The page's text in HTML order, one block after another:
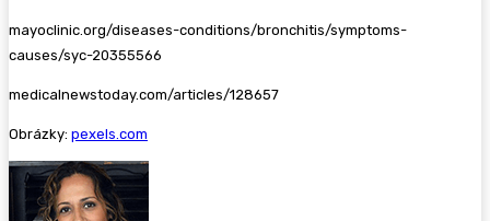
mayoclinic.org/diseases-conditions/bronchitis/symptoms-
causes/syc-20355566
medicalnewstoday.com/articles/128657
Obrázky: pexels.com